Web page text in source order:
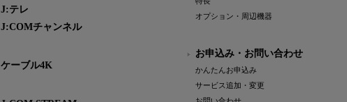
J:テレ
J:COMチャンネル
ケーブル4K
オプション・周辺機器
お申込み・お問い合わせ
かんたんお申込み
サービス追加・変更